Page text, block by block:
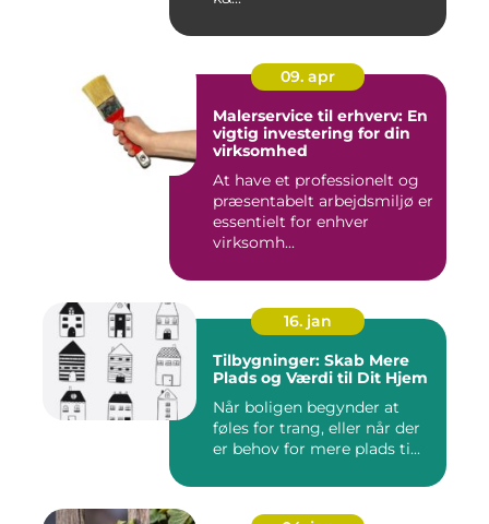
09. apr
Malerservice til erhverv: En
vigtig investering for din
virksomhed
At have et professionelt og
præsentabelt arbejdsmiljø er
essentielt for enhver
virksomh...
16. jan
Tilbygninger: Skab Mere
Plads og Værdi til Dit Hjem
Når boligen begynder at
føles for trang, eller når der
er behov for mere plads ti...